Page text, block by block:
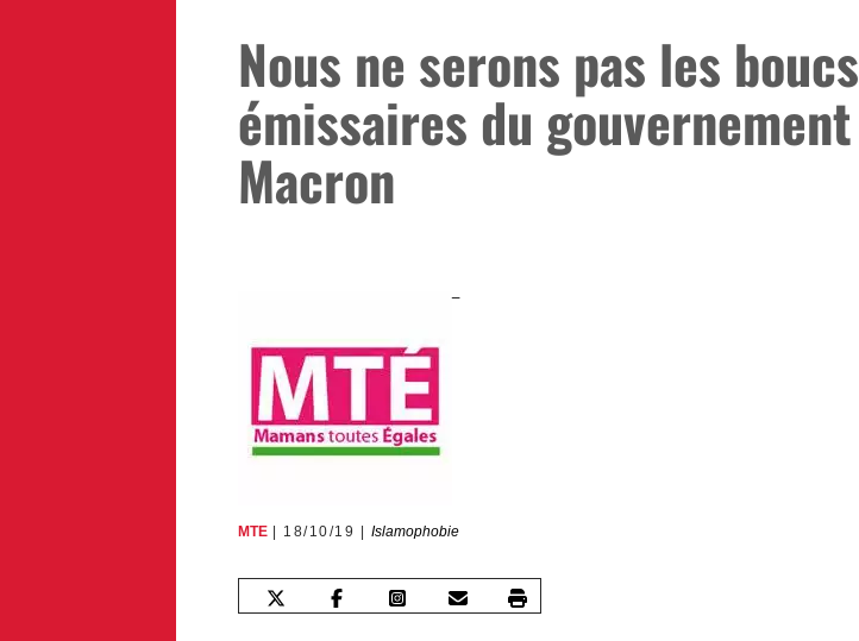
Nous ne serons pas les boucs
émissaires du gouvernement
Macron
MTE 18/10/19 Islamophobie